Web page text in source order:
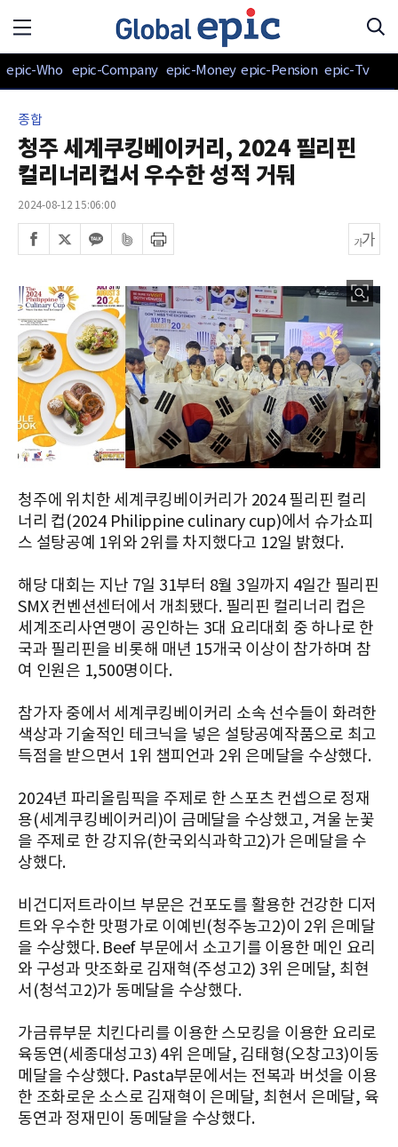
epic-Who epic-Company epic-Money epic-Pension epic-Tv
종합
청주 세계쿠킹베이커리, 2024 필리핀
컬리너리컵서 우수한 성적 거둬
2024-08-12 15:06:00
청주에 위치한 세계쿠킹베이커리가 2024 필리핀 컬리
너리 컵(2024 Philippine culinary cup)에서 슈가쇼피
스 설탕공예 1위와 2위를 차지했다고 12일 밝혔다.
해당 대회는 지난 7일 31부터 8월 3일까지 4일간 필리핀
SMX 컨벤션센터에서 개최됐다. 필리핀 컬리너리 컵은
세계조리사연맹이 공인하는 3대 요리대회 중 하나로 한
국과 필리핀을 비롯해 매년 15개국 이상이 참가하며 참
여 인원은 1,500명이다.
참가자 중에서 세계쿠킹베이커리 소속 선수들이 화려한
색상과 기술적인 테크닉을 넣은 설탕공예작품으로 최고
득점을 받으면서 1위 챔피언과 2위 은메달을 수상했다.
2024년 파리올림픽을 주제로 한 스포츠 컨셉으로 정재
용(세계쿠킹베이커리)이 금메달을 수상했고, 겨울 눈꽃
을 주제로 한 강지유(한국외식과학고2)가 은메달을 수
상했다.
비건디저트라이브 부문은 건포도를 활용한 건강한 디저
트와 우수한 맛평가로 이예빈(청주농고2)이 2위 은메달
을 수상했다. Beef 부문에서 소고기를 이용한 메인 요리
와 구성과 맛조화로 김재혁(주성고2) 3위 은메달, 최현
서(청석고2)가 동메달을 수상했다.
가금류부문 치킨다리를 이용한 스모킹을 이용한 요리로
육동연(세종대성고3) 4위 은메달, 김태형(오창고3)이동
메달을 수상했다. Pasta부문에서는 전복과 버섯을 이용
한 조화로운 소스로 김재혁이 은메달, 최현서 은메달, 육
동연과 정재민이 동메달을 수상했다.